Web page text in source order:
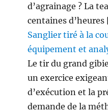
d’agrainage ? La
centaines
Sanglier tiré à la
équipement et
Le tir du grand
un exercice
d’exécution et la
demande de la